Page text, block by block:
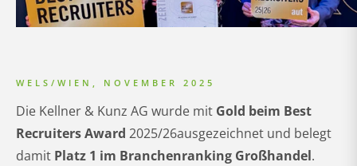
WELS/WIEN, NOVEMBER 2025
Die Kellner & Kunz AG wurde mit Gold beim Best
Recruiters Award 2025/26ausgezeichnet und belegt
damit Platz 1 im Branchenranking Großhandel.